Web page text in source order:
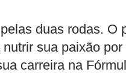
duas rodas. O
sua paixão por
carreira na